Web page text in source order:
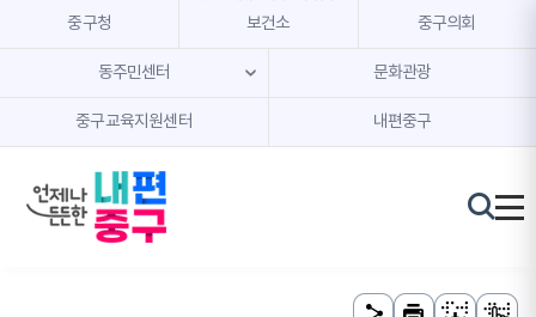
본문 내용 바로가기
주메뉴 바로가기
중구청 보건소 중구의회
동주민센터 문화관광
중구교육지원센터 내편중구